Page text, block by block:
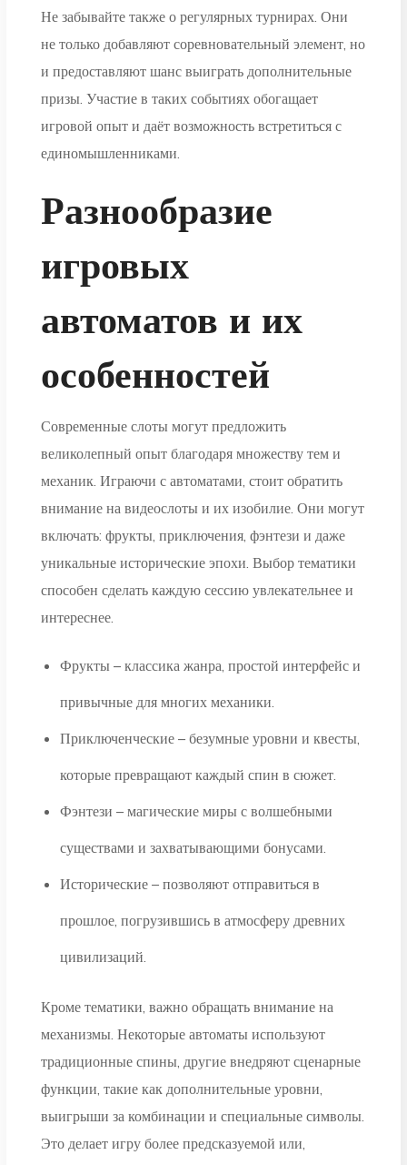
Не забывайте также о регулярных турнирах. Они
не только добавляют соревновательный элемент, но
и предоставляют шанс выиграть дополнительные
призы. Участие в таких событиях обогащает
игровой опыт и даёт возможность встретиться с
единомышленниками.
Разнообразие
игровых
автоматов и их
особенностей
Современные слоты могут предложить
великолепный опыт благодаря множеству тем и
механик. Играючи с автоматами, стоит обратить
внимание на видеослоты и их изобилие. Они могут
включать: фрукты, приключения, фэнтези и даже
уникальные исторические эпохи. Выбор тематики
способен сделать каждую сессию увлекательнее и
интереснее.
Фрукты – классика жанра, простой интерфейс и
привычные для многих механики.
Приключенческие – безумные уровни и квесты,
которые превращают каждый спин в сюжет.
Фэнтези – магические миры с волшебными
существами и захватывающими бонусами.
Исторические – позволяют отправиться в
прошлое, погрузившись в атмосферу древних
цивилизаций.
Кроме тематики, важно обращать внимание на
механизмы. Некоторые автоматы используют
традиционные спины, другие внедряют сценарные
функции, такие как дополнительные уровни,
выигрыши за комбинации и специальные символы.
Это делает игру более предсказуемой или,